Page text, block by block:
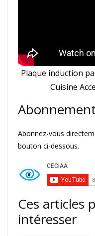
Plaque induction
Cuisine
Abonnez-vous
bouton ci-dessous.
Ces articles
intéresser